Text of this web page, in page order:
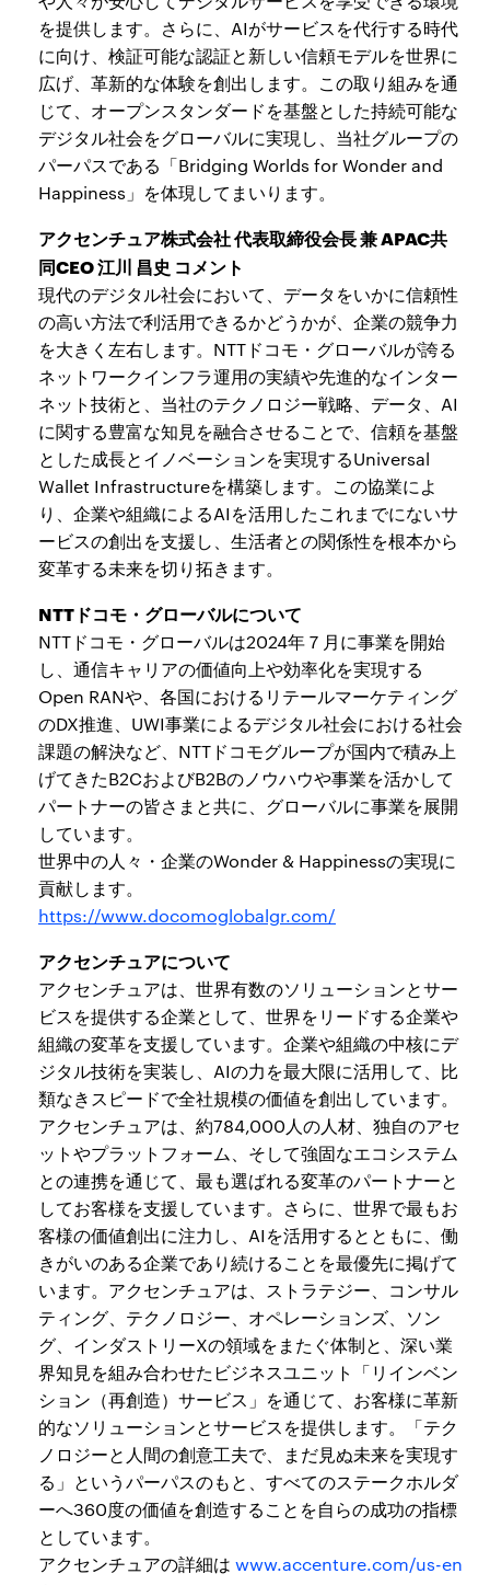
を提供します。さらに、AIがサービスを代行する時代
に向け、検証可能な認証と新しい信頼モデルを世界に
広げ、革新的な体験を創出します。この取り組みを通
じて、オープンスタンダードを基盤とした持続可能な
デジタル社会をグローバルに実現し、当社グループの
パーパスである「Bridging Worlds for Wonder and
Happiness」を体現してまいります。
アクセンチュア株式会社 代表取締役会長 兼 APAC共
同CEO 江川 昌史 コメント
現代のデジタル社会において、データをいかに信頼性
の高い方法で利活用できるかどうかが、企業の競争力
を大きく左右します。NTTドコモ・グローバルが誇る
ネットワークインフラ運用の実績や先進的なインター
ネット技術と、当社のテクノロジー戦略、データ、AI
に関する豊富な知見を融合させることで、信頼を基盤
とした成長とイノベーションを実現するUniversal
Wallet Infrastructureを構築します。この協業によ
り、企業や組織によるAIを活用したこれまでにないサ
ービスの創出を支援し、生活者との関係性を根本から
変革する未来を切り拓きます。
NTTドコモ・グローバルについて
NTTドコモ・グローバルは2024年７月に事業を開始
し、通信キャリアの価値向上や効率化を実現する
Open RANや、各国におけるリテールマーケティング
のDX推進、UWI事業によるデジタル社会における社会
課題の解決など、NTTドコモグループが国内で積み上
げてきたB2CおよびB2Bのノウハウや事業を活かして
パートナーの皆さまと共に、グローバルに事業を展開
しています。
世界中の人々・企業のWonder & Happinessの実現に
貢献します。
https://www.docomoglobalgr.com/
アクセンチュアについて
アクセンチュアは、世界有数のソリューションとサー
ビスを提供する企業として、世界をリードする企業や
組織の変革を支援しています。企業や組織の中核にデ
ジタル技術を実装し、AIの力を最大限に活用して、比
類なきスピードで全社規模の価値を創出しています。
アクセンチュアは、約784,000人の人材、独自のアセ
ットやプラットフォーム、そして強固なエコシステム
との連携を通じて、最も選ばれる変革のパートナーと
してお客様を支援しています。さらに、世界で最もお
客様の価値創出に注力し、AIを活用するとともに、働
きがいのある企業であり続けることを最優先に掲げて
います。アクセンチュアは、ストラテジー、コンサル
ティング、テクノロジー、オペレーションズ、ソン
グ、インダストリーXの領域をまたぐ体制と、深い業
界知見を組み合わせたビジネスユニット「リインベン
ション（再創造）サービス」を通じて、お客様に革新
的なソリューションとサービスを提供します。「テク
ノロジーと人間の創意工夫で、まだ見ぬ未来を実現す
る」というパーパスのもと、すべてのステークホルダ
ーへ360度の価値を創造することを自らの成功の指標
としています。
アクセンチュアの詳細は www.accenture.com/us-en